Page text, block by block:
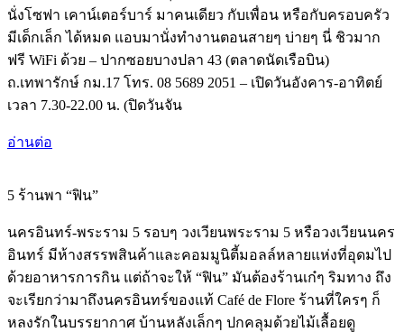
นั่งโซฟา เคาน์เตอร์บาร์ มาคนเดียว กับเพื่อน หรือกับครอบครัว
มีเด็กเล็ก ได้หมด แอบมานั่งทำงานตอนสายๆ บ่ายๆ นี่ ชิวมาก
ฟรี WiFi ด้วย – ปากซอยบางปลา 43 (ตลาดนัดเรือบิน)
ถ.เทพารักษ์ กม.17 โทร. 08 5689 2051 – เปิดวันอังคาร-อาทิตย์
เวลา 7.30-22.00 น. (ปิดวันจัน
อ่านต่อ
5 ร้านพา “ฟิน”
นครอินทร์-พระราม 5 รอบๆ วงเวียนพระราม 5 หรือวงเวียนนคร
อินทร์ มีห้างสรรพสินค้าและคอมมูนิตี้มอลล์หลายแห่งที่อุดมไป
ด้วยอาหารการกิน แต่ถ้าจะให้ “ฟิน” มันต้องร้านเก๋ๆ ริมทาง ถึง
จะเรียกว่ามาถึงนครอินทร์ของแท้ Café de Flore ร้านที่ใครๆ ก็
หลงรักในบรรยากาศ บ้านหลังเล็กๆ ปกคลุมด้วยไม้เลื้อยดู